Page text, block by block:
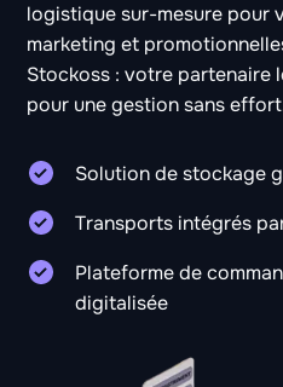
logistique sur-mesure pour
marketing et
Stockoss : votre
pour une gestion sans
Solution de stockage
Transports intégrés
Plateforme de
digitalisée